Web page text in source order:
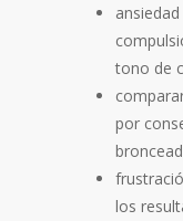
tono de
por
los